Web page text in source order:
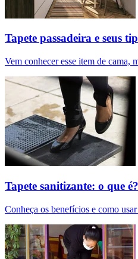
Tapete passadeira e seus
Vem conhecer esse item de cama,
Tapete sanitizante: o que é?
Conheça os benefícios e como usar